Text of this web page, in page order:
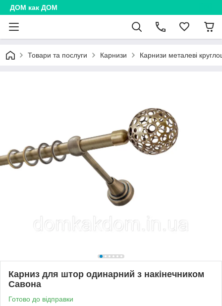
ДОМ как ДОМ
Товари та послуги Карнизи Карнизи металеві
Карниз для штор одинарний з накінечником
Савона
Готово до відправки